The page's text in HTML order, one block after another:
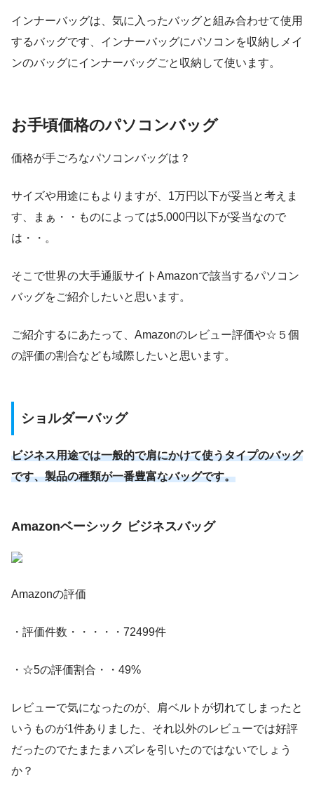
インナーバッグは、気に入ったバッグと組み合わせて使用
するバッグです、インナーバッグにパソコンを収納しメイ
ンのバッグにインナーバッグごと収納して使います。
お手頃価格のパソコンバッグ
価格が手ごろなパソコンバッグは？
サイズや用途にもよりますが、1万円以下が妥当と考えま
す、まぁ・・ものによっては5,000円以下が妥当なので
は・・。
そこで世界の大手通販サイトAmazonで該当するパソコン
バッグをご紹介したいと思います。
ご紹介するにあたって、Amazonのレビュー評価や☆５個
の評価の割合なども域際したいと思います。
ショルダーバッグ
ビジネス用途では一般的で肩にかけて使うタイプのバッグ
です、製品の種類が一番豊富なバッグです。
Amazonベーシック ビジネスバッグ
Amazonの評価
・評価件数・・・・・72499件
・☆5の評価割合・・49%
レビューで気になったのが、肩ベルトが切れてしまったと
いうものが1件ありました、それ以外のレビューでは好評
だったのでたまたまハズレを引いたのではないでしょう
か？